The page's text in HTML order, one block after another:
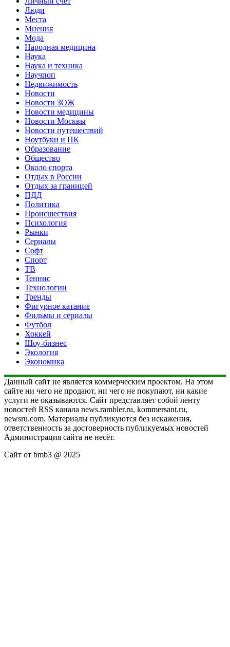
Люди
Места
Мнения
Мода
Народная медицина
Наука
Наука и техника
Научпоп
Недвижимость
Новости
Новости ЗОЖ
Новости медицины
Новости Москвы
Новости путешествий
Ноутбуки и ПК
Образование
Общество
Около спорта
Отдых в России
Отдых за границей
ПДД
Политика
Происшествия
Психология
Рынки
Сериалы
Софт
Спорт
ТВ
Теннис
Технологии
Тренды
Фигурное катание
Фильмы и сериалы
Футбол
Хоккей
Шоу-бизнес
Экология
Экономика
Данный сайт не является коммерческим проектом. На этом
сайте ни чего не продают, ни чего не покупают, ни какие
услуги не оказываются. Сайт представляет собой ленту
новостей RSS канала news.rambler.ru, kommersant.ru,
newsru.com. Материалы публикуются без искажения,
ответственность за достоверность публикуемых новостей
Администрация сайта не несёт.
Сайт от bmb3 @ 2025